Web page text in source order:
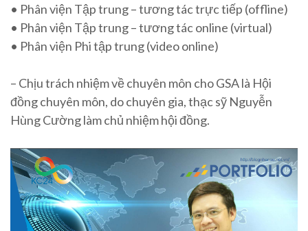
• Phân viện Tập trung – tương tác trực tiếp (offline)
• Phân viện Tập trung – tương tác online (virtual)
• Phân viện Phi tập trung (video online)
– Chịu trách nhiệm về chuyên môn cho GSA là Hội
đồng chuyên môn, do chuyên gia, thạc sỹ Nguyễn
Hùng Cường làm chủ nhiệm hội đồng.